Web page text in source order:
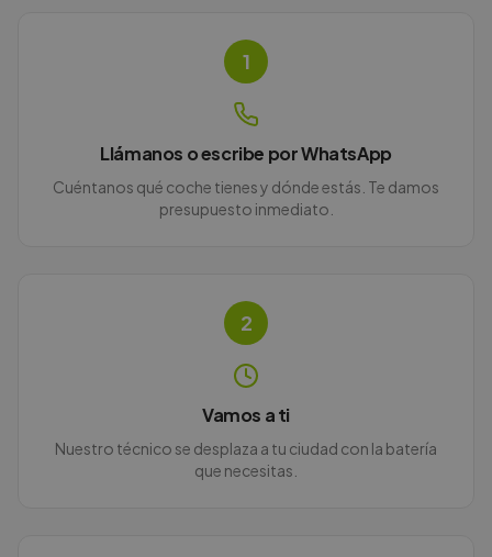
1
Llámanos o escribe por WhatsApp
Cuéntanos qué coche tienes y dónde estás. Te damos
presupuesto inmediato.
2
Vamos a ti
Nuestro técnico se desplaza a tu ciudad con la batería
que necesitas.